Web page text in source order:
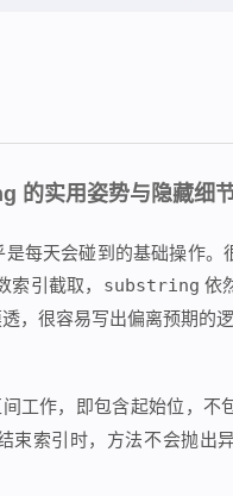
的实用姿势与隐藏细
每天会碰到的基础操作
索引截取， substring 依
，很容易写出偏离预期的逻
工作，即包含起始位，不
束索引时，方法不会抛出